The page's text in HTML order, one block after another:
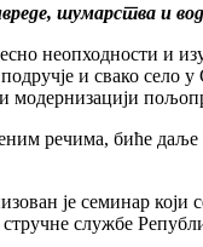
шумарства и
неопходности и
подручје и свако
речима, биће даље
је семинар
службе